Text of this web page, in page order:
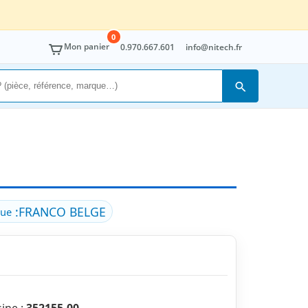
Mon panier
0
0.970.667.601 info@nitech.fr
Rechercher
:FRANCO BELGE